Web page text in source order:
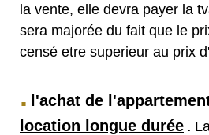
la vente, elle devra payer la
sera majorée du fait que le
censé etre superieur au prix
. l'achat de
location longue durée .